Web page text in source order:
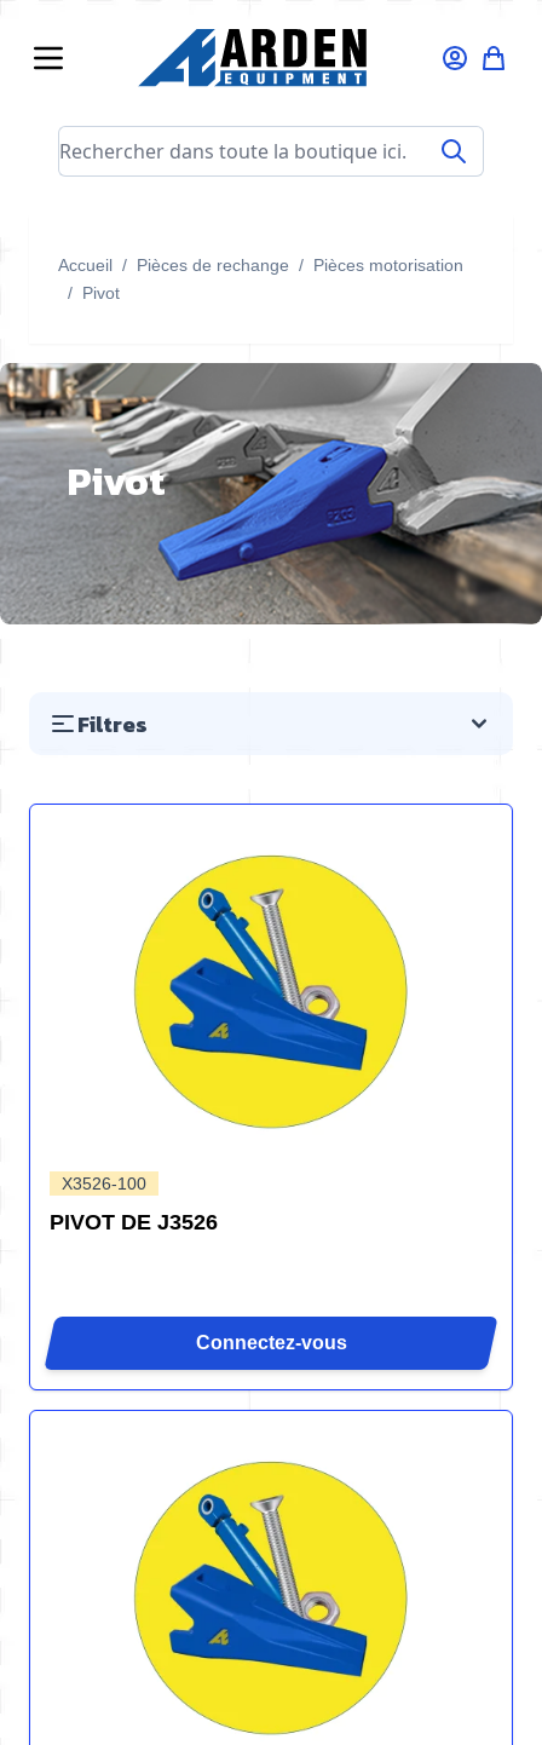
Rechercher dans toute la boutique ici...
Accueil / Pièces de rechange / Pièces motorisation
/ Pivot
Pivot
Filtres
X3526-100
PIVOT DE J3526
Connectez-vous